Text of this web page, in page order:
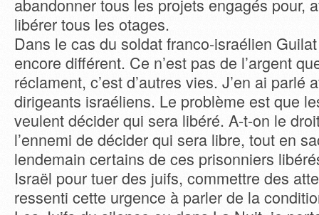
abandonner tous les projets engagés pour,
libérer tous les otages.
Dans le cas du soldat franco-israélien
encore différent. Ce n’est pas de l’argent
réclament, c’est d’autres vies. J’en ai parlé
dirigeants israéliens. Le problème est que
veulent décider qui sera libéré. A-t-on le
l’ennemi de décider qui sera libre, tout en
lendemain certains de ces prisonniers
Israël pour tuer des juifs, commettre des
ressenti cette urgence à parler de la